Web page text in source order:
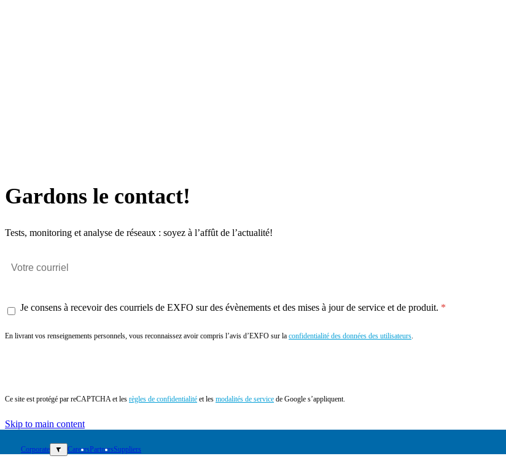
Gardons le contact!
Tests, monitoring et analyse de réseaux : soyez à l’affût de l’actualité!
Je consens à recevoir des courriels de EXFO sur des évènements et des mises à jour de service et de produit.
En livrant vos renseignements personnels, vous reconnaissez avoir compris l’avis d’EXFO sur la confidentialité des données des utilisateurs.
Ce site est protégé par reCAPTCHA et les règles de confidentialité et les modalités de service de Google s’appliquent.
Skip to main content
Corporate ▼ CareersPartnersSuppliers